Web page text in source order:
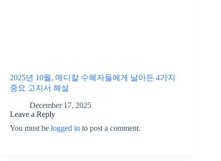
2025년 10월, 메디칼 수혜자들에게 날아든 4가지
중요 고지서 해설
December 17, 2025
Leave a Reply
You must be logged in to post a comment.